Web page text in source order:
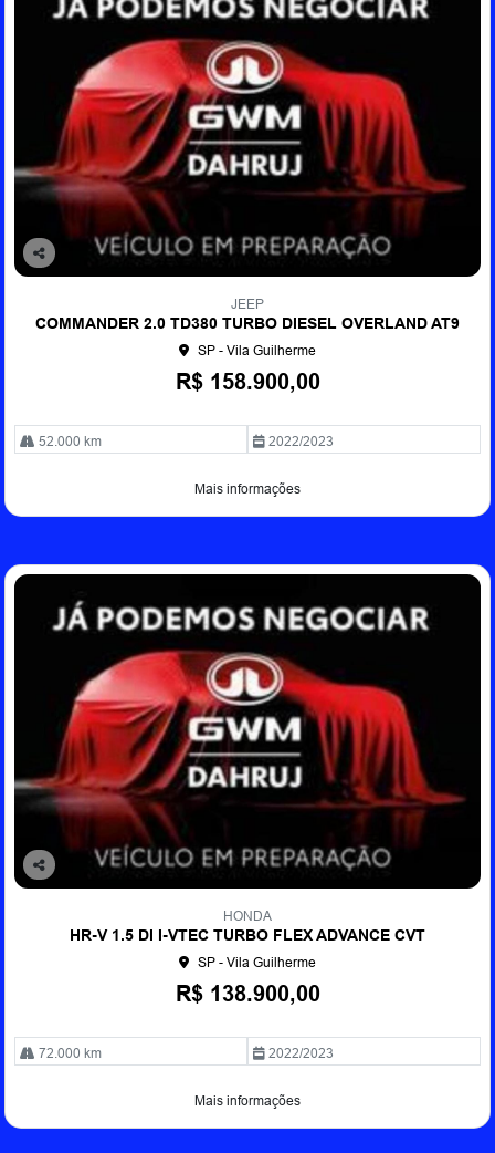
Co
lhe
JEEP
COMMANDER 2.0 TD380 TURBO DIESEL OVERLAND AT9
SP - Vila Guilherme
R$ 158.900,00
52.000 km 2022/2023
Mais informações
Co
HONDA
HR-V 1.5 DI I-VTEC TURBO FLEX ADVANCE CVT
SP - Vila Guilherme
R$ 138.900,00
72.000 km 2022/2023
Mais informações